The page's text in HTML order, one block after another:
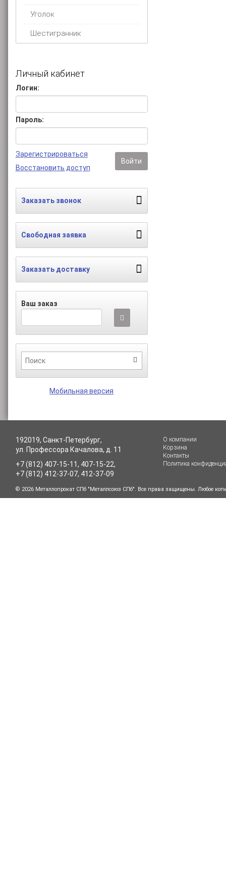
Уголок
Шестигранник
Личный кабинет
Логин:
Пароль:
Зарегистрироваться
Восстановить доступ
Войти
Заказать звонок
Свободная заявка
Заказать доставку
Ваш заказ
Мобильная версия
192019, Санкт-Петербург,
ул. Профессора Качалова, д. 11
+7 (812) 407-15-11, 407-15-22,
+7 (812) 412-37-07, 412-37-09
О компании
Корзина
Контакты
Политика
© 2026 Металлопрокат СПб "Металлсоюз СПб". Все права защищены. Любое